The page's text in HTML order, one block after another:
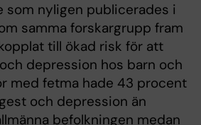
som nyligen publicerades i
samma forskargrupp fram
till ökad risk för att
depression hos barn och
med fetma hade 43 procent
och depression än
befolkningen medan